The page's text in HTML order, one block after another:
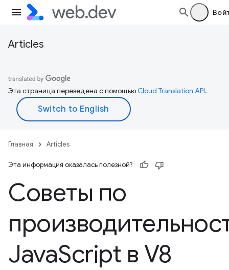
Articles
Эта страница переведена с помощьюCloud Translation API.
Главная Articles
Эта информация оказалась полезной?
Советы по
JavaScript в V8